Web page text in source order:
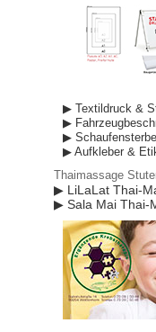
▶ Textildruck &
▶
▶
▶ Aufkleber &
Thaimassage
▶ LiLaLat Thai-
▶ Sala Mai Thai-